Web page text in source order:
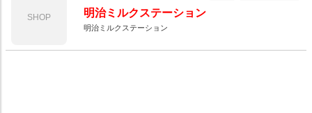
SHOP 明治ミルクステーション
明治ミルクステーション